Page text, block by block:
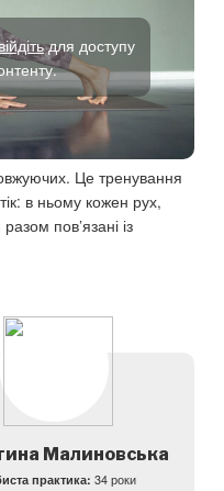
для доступу
Це тренування
в ньому кожен рух,
пов’язані із
Малиновська
практика: 34 роки